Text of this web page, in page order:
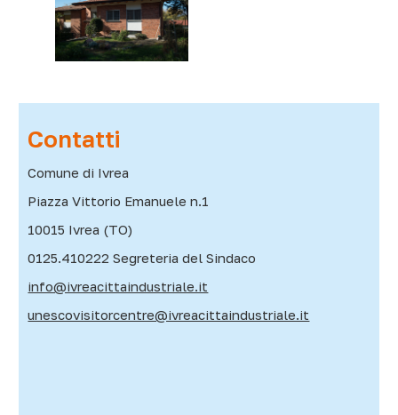
Contatti
Comune di Ivrea
Piazza Vittorio Emanuele n.1
10015 Ivrea (TO)
0125.410222 Segreteria del Sindaco
info@ivreacittaindustriale.it
unescovisitorcentre@ivreacittaindustriale.it